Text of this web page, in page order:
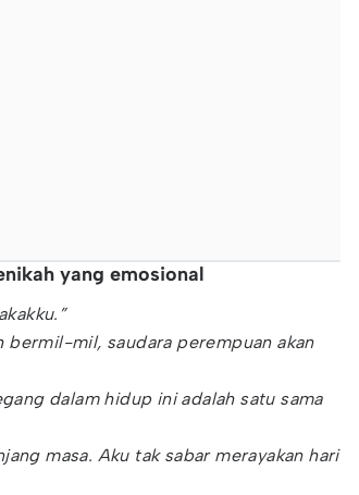
yang emosional
bermil-mil, saudara perempuan akan
dalam hidup ini adalah satu sama
masa. Aku tak sabar merayakan hari